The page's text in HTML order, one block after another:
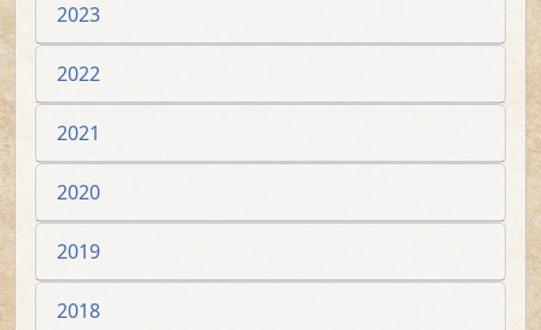
2023
2022
2021
2020
2019
2018